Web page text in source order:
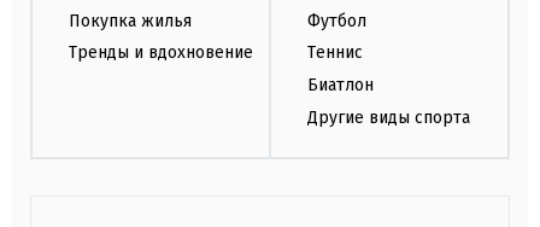
Покупка жилья
Тренды и вдохновение
Футбол
Теннис
Биатлон
Другие виды спорта